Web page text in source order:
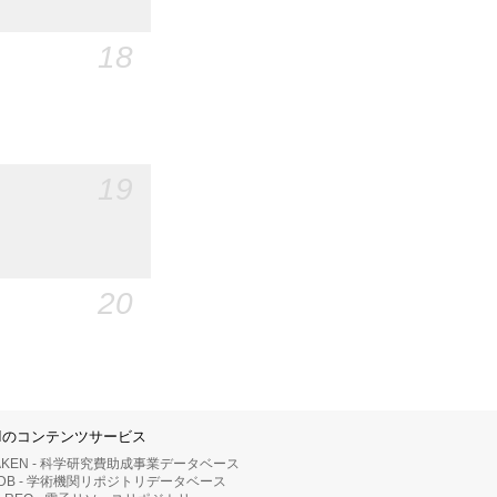
18
20
のコンテンツサービス
- 科学研究費助成事業データベース
- 学術機関リポジトリデータベース